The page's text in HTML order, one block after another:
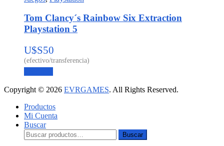
Tom Clancy´s Rainbow Six Extraction
Playstation 5
U$S50
Copyright © 2026 EVRGAMES. All Rights Reserved.
Productos
Mi Cuenta
Buscar
Buscar:
Buscar